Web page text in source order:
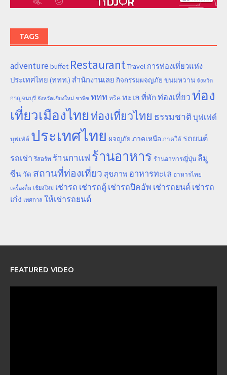
TAGS
adventure buffet RestaurantTravel การท่องเที่ยวแห่ง
ประเทศไทย (ททท.) สำนักงานเลย กิจกรรมผจญภัย ขนมหวาน จังหวัด
กาญจนบุรี จังหวัดเชียงใหม่ ชาพีช ททท ทริค ทะเล ที่พัก ท่องเที่ยวท่อง
เที่ยวเมืองไทยท่องเที่ยวไทย ธรรมชาติ บุฟเฟต์
บุฟเฟ่ต์ ประเทศไทย ผจญภัย ภาคเหนือ ภาคใต้ รถยนต์
รถเช่า รีสอร์ท ร้านกาแฟ ร้านอาหาร ร้านอาหารญี่ปุ่น ลีมู
ซีน วัด สถานที่ท่องเที่ยว สุขภาพ อาหารทะเล อาหารไทย
เครื่องดื่ม เชียงใหม่ เช่ารถ เช่ารถตู้ เช่ารถปิคอัพ เช่ารถยนต์ เช่ารถ
เก๋ง เทศกาล ให้เช่ารถยนต์
FEATURED VIDEO